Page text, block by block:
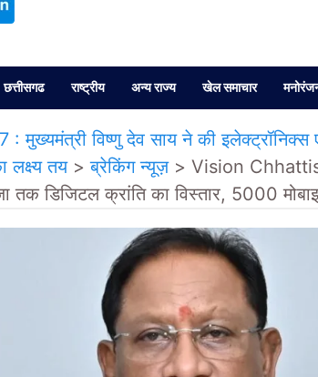
छत्तीसगढ राष्ट्रीय अन्य राज्य खेल समाचार
विष्णु देव साय ने की इलेक्ट्रॉनिक्स एवं
लक्ष्य तय>ब्रेकिंग न्यूज़> Vision
तक डिजिटल क्रांति का विस्तार, 5000